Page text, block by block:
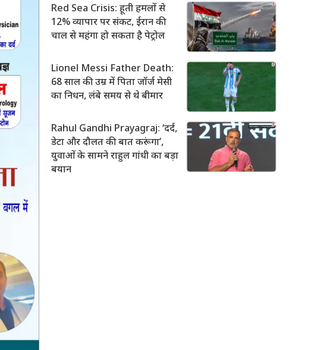
Red Sea Crisis: हूती हमलों से
12% व्यापार पर संकट, ईरान की
चाल से महंगा हो सकता है पेट्रोल
Lionel Messi Father Death:
68 साल की उम्र में पिता जॉर्ज मेसी
का निधन, लंबे समय से थे बीमार
Rahul Gandhi Prayagraj: ‘दर्द,
डेटा और दौलत की बात करूंगा’,
युवाओं के सामने राहुल गांधी का बड़ा
बयान